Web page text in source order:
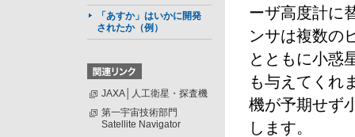
ーザ高度計に
ンサは複数の
とともに小惑
も与えてくれ
機が予期せず
します。
「あすか」はいかに開発
されたか（例）
JAXA│人工衛星・探査機
第一宇宙技術部門
Satellite Navigator